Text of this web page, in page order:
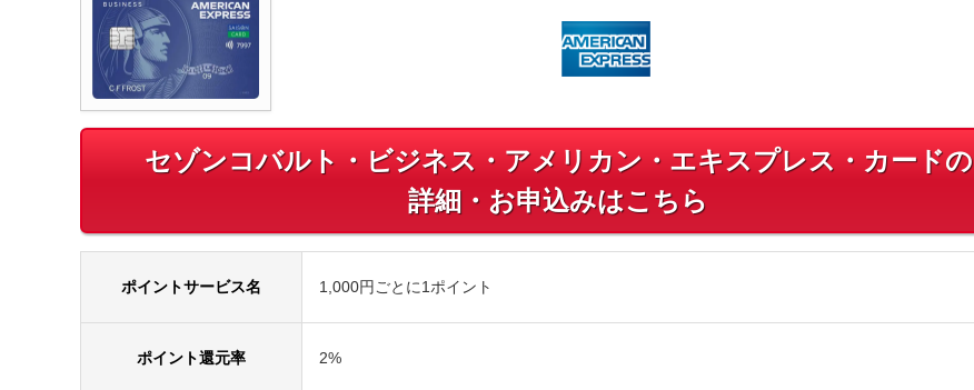
セゾンコバルト・ビジネス・アメリカン・エキスプレス・カードの
詳細・お申込みはこちら
ポイントサービス名 1,000円ごとに1ポイント
ポイント還元率 2%